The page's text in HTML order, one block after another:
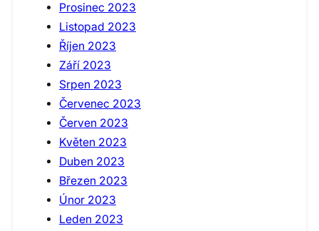
Prosinec 2023
Listopad 2023
Říjen 2023
Září 2023
Srpen 2023
Červenec 2023
Červen 2023
Květen 2023
Duben 2023
Březen 2023
Únor 2023
Leden 2023